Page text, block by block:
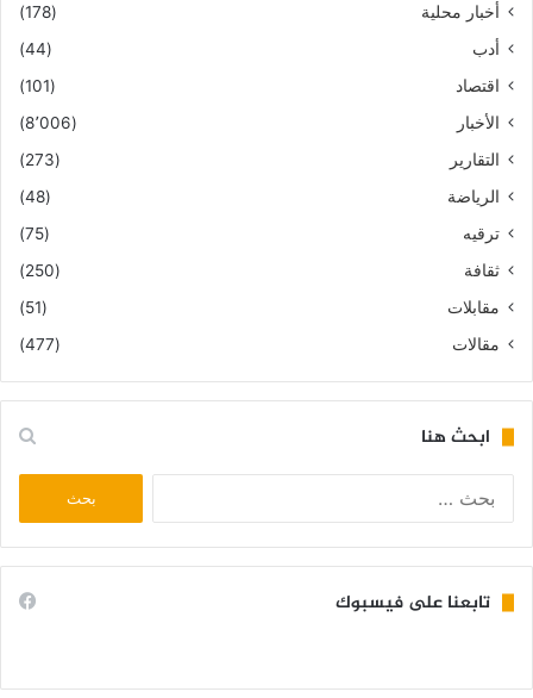
أخبار محلية
(178)
أدب
(44)
اقتصاد
(101)
الأخبار
(8٬006)
التقارير
(273)
الرياضة
(48)
ترقيه
(75)
ثقافة
(250)
مقابلات
(51)
مقالات
(477)
ابحث هنا
تابعنا على فيسبوك